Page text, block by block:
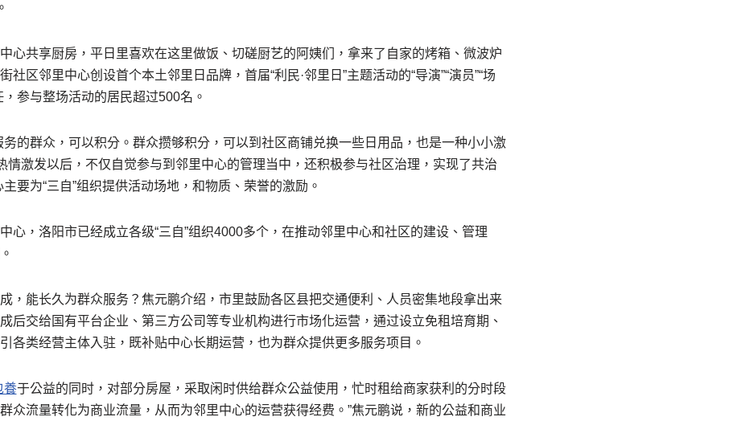
心共享厨房，平日里喜欢在这里做饭、切磋厨艺的阿姨们，拿来了自家的烤箱、微波炉
社区邻里中心创设首个本土邻里日品牌，首届“利民·邻里日”主题活动的“导演”“演员”“场
参与整场活动的居民超过500名。
务的群众，可以积分。群众攒够积分，可以到社区商铺兑换一些日用品，也是一种小小激
情激发以后，不仅自觉参与到邻里中心的管理当中，还积极参与社区治理，实现了共治
要为“三自”组织提供活动场地，和物质、荣誉的激励。
心，洛阳市已经成立各级“三自”组织4000多个，在推动邻里中心和社区的建设、管理
，能长久为群众服务？焦元鹏介绍，市里鼓励各区县把交通便利、人员密集地段拿出来
后交给国有平台企业、第三方公司等专业机构进行市场化运营，通过设立免租培育期、
各类经营主体入驻，既补贴中心长期运营，也为群众提供更多服务项目。
養于公益的同时，对部分房屋，采取闲时供给群众公益使用，忙时租给商家获利的分时段
众流量转化为商业流量，从而为邻里中心的运营获得经费。”焦元鹏说，新的公益和商业